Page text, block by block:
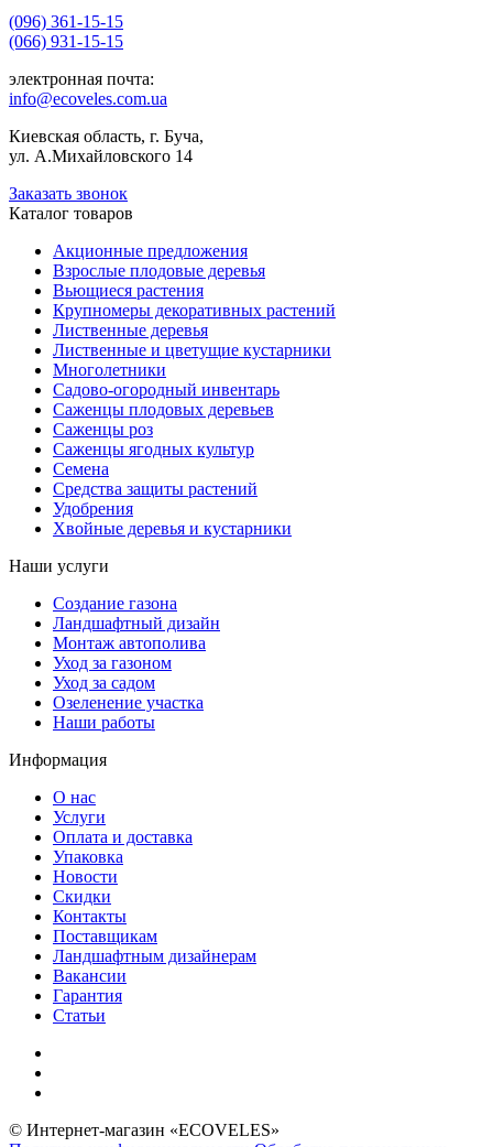
(096) 361-15-15
(066) 931-15-15
электронная почта:
info@ecoveles.com.ua
Киевская область, г. Буча,
ул. А.Михайловского 14
Заказать звонок
Каталог товаров
Акционные предложения
Взрослые плодовые деревья
Вьющиеся растения
Крупномеры декоративных растений
Лиственные деревья
Лиственные и цветущие кустарники
Многолетники
Садово-огородный инвентарь
Саженцы плодовых деревьев
Саженцы роз
Саженцы ягодных культур
Семена
Средства защиты растений
Удобрения
Хвойные деревья и кустарники
Наши услуги
Создание газона
Ландшафтный дизайн
Монтаж автополива
Уход за газоном
Уход за садом
Озеленение участка
Наши работы
Информация
О нас
Услуги
Оплата и доставка
Упаковка
Новости
Скидки
Контакты
Поставщикам
Ландшафтным дизайнерам
Вакансии
Гарантия
Статьи
© Интернет-магазин «ECOVELES»